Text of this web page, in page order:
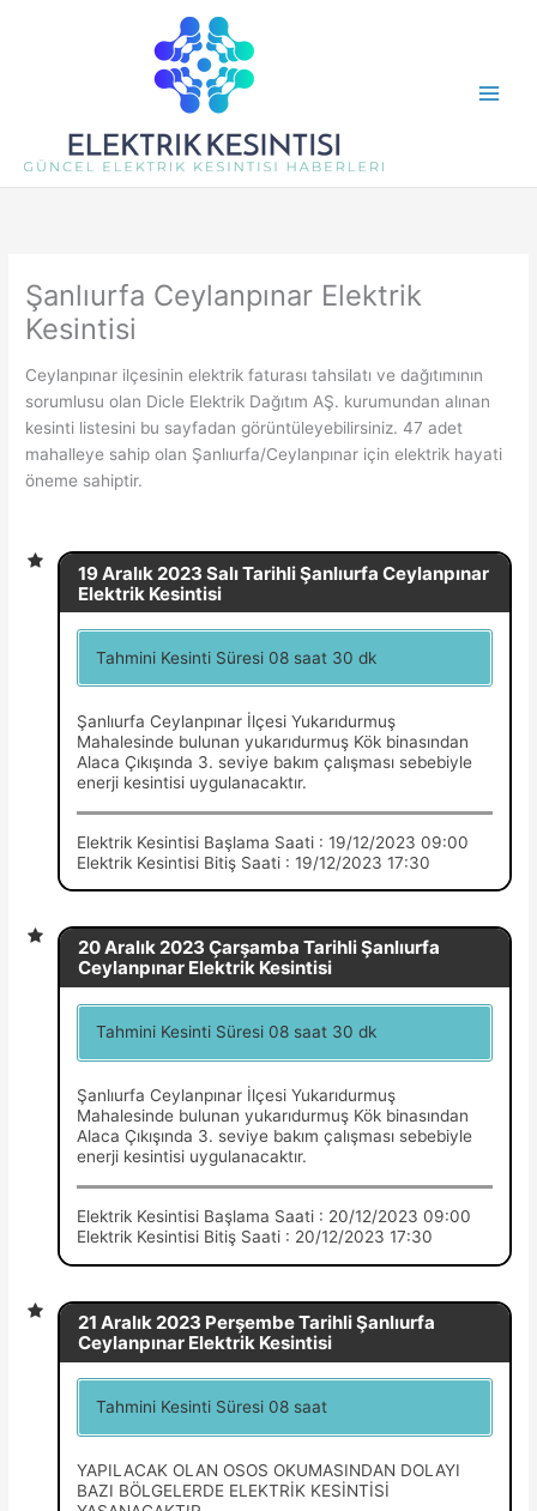
Şanlıurfa Ceylanpınar Elektrik
Kesintisi
Ceylanpınar ilçesinin elektrik faturası tahsilatı ve dağıtımının
sorumlusu olan Dicle Elektrik Dağıtım AŞ. kurumundan alınan
kesinti listesini bu sayfadan görüntüleyebilirsiniz. 47 adet
mahalleye sahip olan Şanlıurfa/Ceylanpınar için elektrik hayati
öneme sahiptir.
19 Aralık 2023 Salı Tarihli Şanlıurfa Ceylanpınar
Elektrik Kesintisi
Tahmini Kesinti Süresi 08 saat 30 dk
Şanlıurfa Ceylanpınar İlçesi Yukarıdurmuş
Mahalesinde bulunan yukarıdurmuş Kök binasından
Alaca Çıkışında 3. seviye bakım çalışması sebebiyle
enerji kesintisi uygulanacaktır.
Elektrik Kesintisi Başlama Saati : 19/12/2023 09:00
Elektrik Kesintisi Bitiş Saati : 19/12/2023 17:30
20 Aralık 2023 Çarşamba Tarihli Şanlıurfa
Ceylanpınar Elektrik Kesintisi
Tahmini Kesinti Süresi 08 saat 30 dk
Şanlıurfa Ceylanpınar İlçesi Yukarıdurmuş
Mahalesinde bulunan yukarıdurmuş Kök binasından
Alaca Çıkışında 3. seviye bakım çalışması sebebiyle
enerji kesintisi uygulanacaktır.
Elektrik Kesintisi Başlama Saati : 20/12/2023 09:00
Elektrik Kesintisi Bitiş Saati : 20/12/2023 17:30
21 Aralık 2023 Perşembe Tarihli Şanlıurfa
Ceylanpınar Elektrik Kesintisi
Tahmini Kesinti Süresi 08 saat
YAPILACAK OLAN OSOS OKUMASINDAN DOLAYI
BAZI BÖLGELERDE ELEKTRİK KESİNTİSİ